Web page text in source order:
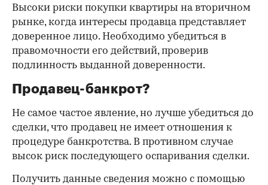
Высоки риски покупки квартиры на вторичном
рынке, когда интересы продавца представляет
доверенное лицо. Необходимо убедиться в
правомочности его действий, проверив
подлинность выданной доверенности.
Продавец-банкрот?
Не самое частое явление, но лучше убедиться до
сделки, что продавец не имеет отношения к
процедуре банкротства. В противном случае
высок риск последующего оспаривания сделки.
Получить данные сведения можно с помощью